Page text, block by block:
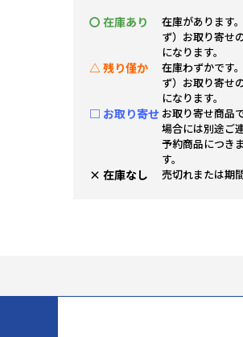
〇 在庫あり
在庫があります
ず）お取り寄せ
になります。
△ 残り僅か
在庫わずかです
ず）お取り寄せ
になります。
□ お取り寄せ お取り寄せ商品
場合には別途ご
予約商品につき
す。
× 在庫なし 売切れまたは期